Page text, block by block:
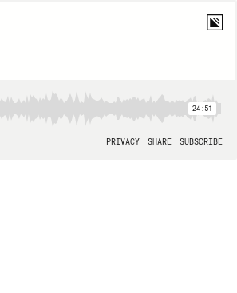
24:51
PRIVACY SHARE SUBSCRIBE